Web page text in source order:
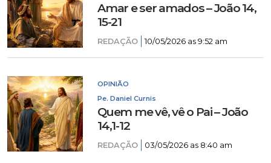
Amar e ser amados – João 14,
15-21
REDAÇÃO 10/05/2026 as 9:52 am
OPINIÃO
Pe. Daniel Curnis
Quem me vê, vê o Pai – João
14,1-12
REDAÇÃO 03/05/2026 as 8:40 am